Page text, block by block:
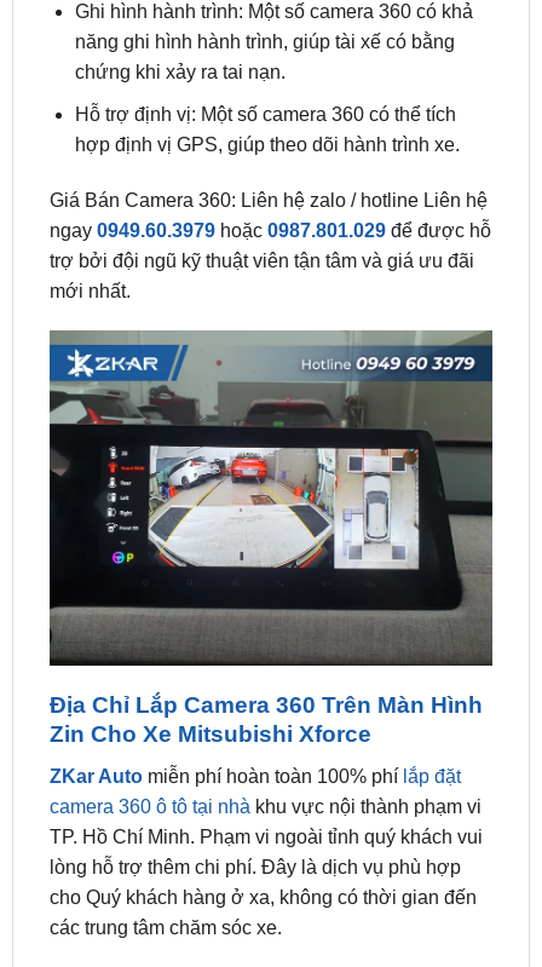
chứng khi xảy ra tai nạn.
Hỗ trợ định vị: Một số camera 360 có thể tích
hợp định vị GPS, giúp theo dõi hành trình xe.
Giá Bán Camera 360: Liên hệ zalo / hotline Liên hệ
trợ bởi đội ngũ kỹ thuật viên tận tâm và giá ưu đãi
mới nhất.
Địa Chỉ Lắp Camera 360 Trên Màn Hình
Zin Cho Xe Mitsubishi Xforce
ZKar Automiễn phí hoàn toàn 100% phílắp đặt
camera 360 ô tô tại nhàkhu vực nội thành phạm vi
TP. Hồ Chí Minh. Phạm vi ngoài tỉnh quý khách vui
lòng hỗ trợ thêm chi phí. Đây là dịch vụ phù hợp
cho Quý khách hàng ở xa, không có thời gian đến
các trung tâm chăm sóc xe.
Ngoài ra quý khách có thể đến trực tiếp tại ZKar